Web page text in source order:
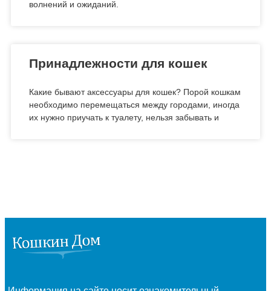
волнений и ожиданий.
Принадлежности для кошек
Какие бывают аксессуары для кошек? Порой кошкам
необходимо перемещаться между городами, иногда
их нужно приучать к туалету, нельзя забывать и